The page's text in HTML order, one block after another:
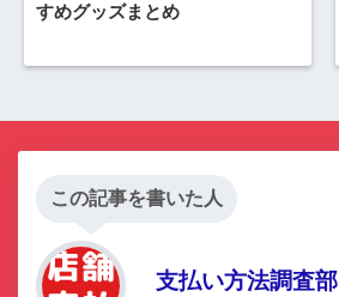
すめグッズまとめ
この記事を書いた人
支払い方法調査部